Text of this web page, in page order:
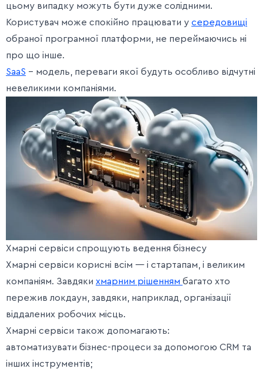
цьому випадку можуть бути дуже солідними.
Користувач може спокійно працювати у середовищі
обраної програмної платформи, не переймаючись ні
про що інше.
SaaS – модель, переваги якої будуть особливо відчутні
невеликими компаніями.
Хмарні сервіси спрощують ведення бізнесу
Хмарні сервіси корисні всім — і стартапам, і великим
компаніям. Завдяки хмарним рішенням багато хто
пережив локдаун, завдяки, наприклад, організації
віддалених робочих місць.
Хмарні сервіси також допомагають:
автоматизувати бізнес-процеси за допомогою CRM та
інших інструментів;